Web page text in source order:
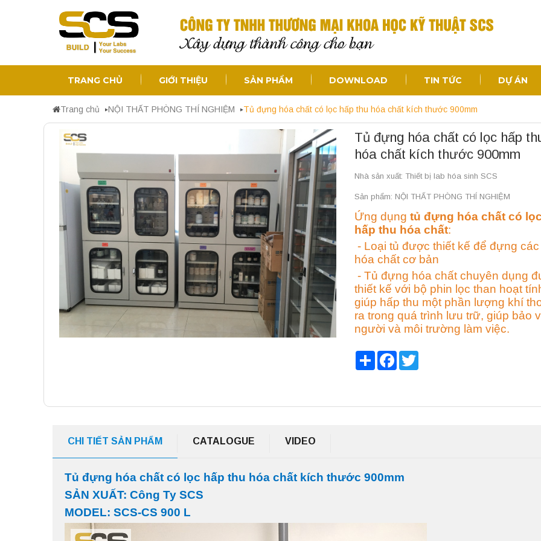
TRANG CHỦ GIỚI THIỆU SẢN PHẨM DOWNLOAD TIN TỨC DỰ ÁN
Trang chủ NỘI THẤT PHÒNG THÍ NGHIỆM Tủ đựng hóa chất có lọc hấp thu hóa chất kích thước 900mm
Tủ đựng hóa chất có lọc hấp
hóa chất kích thước 900mm
Nhà sản xuất: Thiết bị lab hóa sinh SCS
Sản phẩm: NỘI THẤT PHÒNG THÍ NGHIỆM
Ứng dụngtủ đựng hóa chất có lọc
hấp thu hóa chất:
- Loại tủ được thiết kế để đựng các
hóa chất cơ bản
- Tủ đựng hóa chất chuyên dụng
thiết kế với bộ phin lọc than hoạt
giúp hấp thu một phần lượng khí
ra trong quá trình lưu trữ, giúp bảo
người và môi trường làm việc.
Share Facebook
CHI TIẾT SẢN PHẨM CATALOGUE VIDEO
Tủ đựng hóa chất có lọc hấp thu hóa chất kích thước 900mm
SẢN XUẤT: Công Ty SCS
MODEL: SCS-CS 900 L